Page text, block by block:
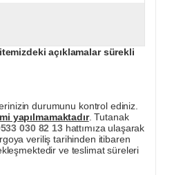
açıklamalar sürekli
durumunu kontrol ediniz.
yapılmamaktadır. Tutanak
030 82 13hattımıza ulaşarak
veriliş tarihinden itibaren
ve teslimat süreleri